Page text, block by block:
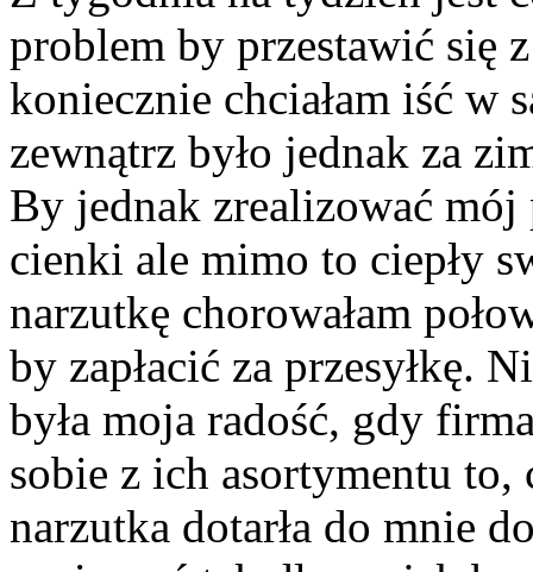
problem by przestawić się
koniecznie chciałam iść w
zewnątrz było jednak za
By jednak zrealizować mój
cienki ale mimo to ciepły
narzutkę chorowałam
by zapłacić za przesyłkę.
była moja radość, gdy
sobie z ich asortymentu
narzutka dotarła do mnie